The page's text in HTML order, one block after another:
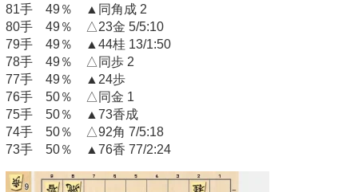
81手 49％ ▲同角成 2
80手 49％ △23金 5/5:10
79手 49％ ▲44桂 13/1:50
78手 49％ △同歩 2
77手 49％ ▲24歩
76手 50％ △同金 1
75手 50％ ▲73香成
74手 50％ △92角 7/5:18
73手 50％ ▲76香 77/2:24